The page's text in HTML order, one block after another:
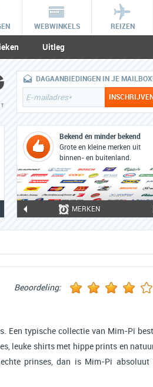
WEBWINKELS REIZEN
Uitleg
DAGAANBIEDINGEN IN JE
Bekend én minder bekend
Grote en kleine merken uit
binnen- en buitenland.
MERKEN
Beoordeling:
Een typische collectie van Mim-Pi
leuke shirts met hippe prints en
prinses, dan is Mim-Pi absoluut